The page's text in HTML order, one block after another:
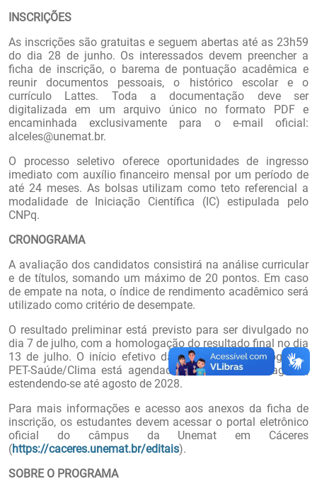
INSCRIÇÕES
As inscrições são gratuitas e seguem abertas até as 23h59
do dia 28 de junho. Os interessados devem preencher a
ficha de inscrição, o barema de pontuação acadêmica e
reunir documentos pessoais, o histórico escolar e o
currículo Lattes. Toda a documentação deve ser
digitalizada em um arquivo único no formato PDF e
encaminhada exclusivamente para o e-mail oficial:
alceles@unemat.br.
O processo seletivo oferece oportunidades de ingresso
imediato com auxílio financeiro mensal por um período de
até 24 meses. As bolsas utilizam como teto referencial a
modalidade de Iniciação Científica (IC) estipulada pelo
CNPq.
CRONOGRAMA
A avaliação dos candidatos consistirá na análise curricular
e de títulos, somando um máximo de 20 pontos. Em caso
de empate na nota, o índice de rendimento acadêmico será
utilizado como critério de desempate.
O resultado preliminar está previsto para ser divulgado no
dia 7 de julho, com a homologação do resultado final no dia
13 de julho. O início efetivo das atividades do Programa
PET-Saúde/Clima está agendado para o dia 3 de agosto,
estendendo-se até agosto de 2028.
Para mais informações e acesso aos anexos da ficha de
inscrição, os estudantes devem acessar o portal eletrônico
oficial do câmpus da Unemat em Cáceres
(https://caceres.unemat.br/editais).
SOBRE O PROGRAMA